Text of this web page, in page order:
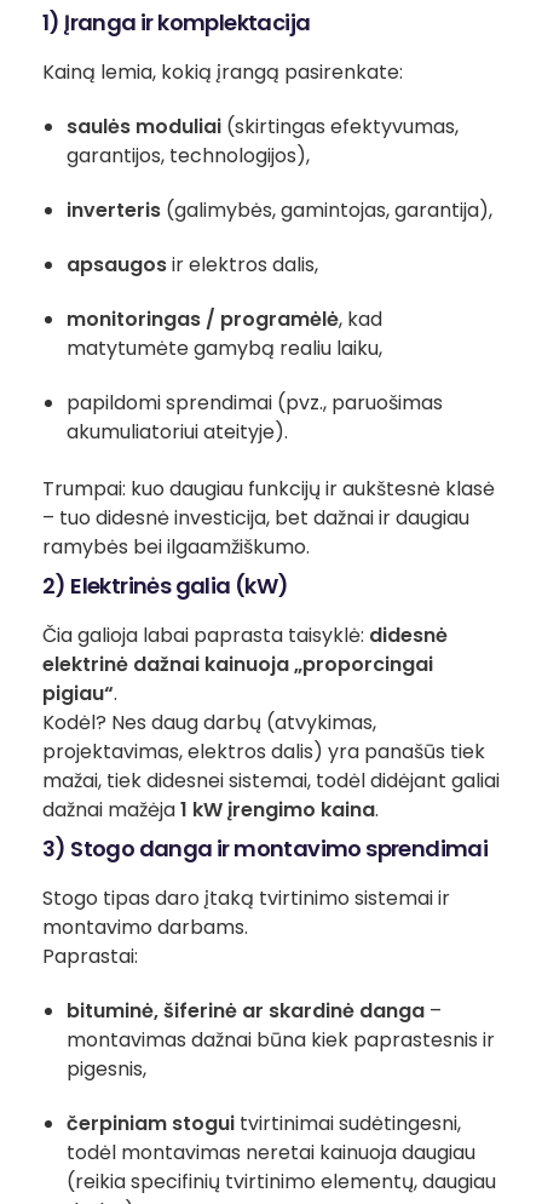
1) Įranga ir komplektacija
Kainą lemia, kokią įrangą pasirenkate:
saulės moduliai (skirtingas efektyvumas,
garantijos, technologijos),
inverteris (galimybės, gamintojas, garantija),
apsaugosir elektros dalis,
monitoringas / programėlė, kad
matytumėte gamybą realiu laiku,
papildomi sprendimai (pvz., paruošimas
akumuliatoriui ateityje).
Trumpai: kuo daugiau funkcijų ir aukštesnė klasė
– tuo didesnė investicija, bet dažnai ir daugiau
ramybės bei ilgaamžiškumo.
2) Elektrinės galia (kW)
Čia galioja labai paprasta taisyklė: didesnė
elektrinė dažnai kainuoja „proporcingai
pigiau“.
Kodėl? Nes daug darbų (atvykimas,
projektavimas, elektros dalis) yra panašūs tiek
mažai, tiek didesnei sistemai, todėl didėjant galiai
dažnai mažėja1 kW įrengimo kaina.
3) Stogo danga ir montavimo sprendimai
Stogo tipas daro įtaką tvirtinimo sistemai ir
montavimo darbams.
Paprastai:
bituminė, šiferinė ar skardinė danga –
montavimas dažnai būna kiek paprastesnis ir
pigesnis,
čerpiniam stogui tvirtinimai sudėtingesni,
todėl montavimas neretai kainuoja daugiau
(reikia specifinių tvirtinimo elementų, daugiau